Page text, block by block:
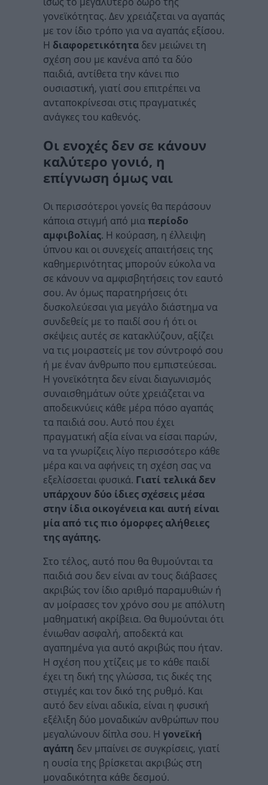
γονεϊκότητας. Δεν χρειάζεται να αγαπάς
με τον ίδιο τρόπο για να αγαπάς εξίσου.
Η διαφορετικότητα δεν μειώνει τη
σχέση σου με κανένα από τα δύο
παιδιά, αντίθετα την κάνει πιο
ουσιαστική, γιατί σου επιτρέπει να
ανταποκρίνεσαι στις πραγματικές
ανάγκες του καθενός.
Οι ενοχές δεν σε κάνουν
καλύτερο γονιό, η
επίγνωση όμως ναι
Οι περισσότεροι γονείς θα περάσουν
κάποια στιγμή από μιαπερίοδο
αμφιβολίας. Η κούραση, η έλλειψη
ύπνου και οι συνεχείς απαιτήσεις της
καθημερινότητας μπορούν εύκολα να
σε κάνουν να αμφισβητήσεις τον εαυτό
σου. Αν όμως παρατηρήσεις ότι
δυσκολεύεσαι για μεγάλο διάστημα να
συνδεθείς με το παιδί σου ή ότι οι
σκέψεις αυτές σε κατακλύζουν, αξίζει
να τις μοιραστείς με τον σύντροφό σου
ή με έναν άνθρωπο που εμπιστεύεσαι.
Η γονεϊκότητα δεν είναι διαγωνισμός
συναισθημάτων ούτε χρειάζεται να
αποδεικνύεις κάθε μέρα πόσο αγαπάς
τα παιδιά σου. Αυτό που έχει
πραγματική αξία είναι να είσαι παρών,
να τα γνωρίζεις λίγο περισσότερο κάθε
μέρα και να αφήνεις τη σχέση σας να
εξελίσσεται φυσικά. Γιατί τελικά δεν
υπάρχουν δύο ίδιες σχέσεις μέσα
στην ίδια οικογένεια και αυτή είναι
μία από τις πιο όμορφες αλήθειες
της αγάπης.
Στο τέλος, αυτό που θα θυμούνται τα
παιδιά σου δεν είναι αν τους διάβασες
ακριβώς τον ίδιο αριθμό παραμυθιών ή
αν μοίρασες τον χρόνο σου με απόλυτη
μαθηματική ακρίβεια. Θα θυμούνται ότι
ένιωθαν ασφαλή, αποδεκτά και
αγαπημένα για αυτό ακριβώς που ήταν.
Η σχέση που χτίζεις με το κάθε παιδί
έχει τη δική της γλώσσα, τις δικές της
στιγμές και τον δικό της ρυθμό. Και
αυτό δεν είναι αδικία, είναι η φυσική
εξέλιξη δύο μοναδικών ανθρώπων που
μεγαλώνουν δίπλα σου. Η γονεϊκή
αγάπη δεν μπαίνει σε συγκρίσεις, γιατί
η ουσία της βρίσκεται ακριβώς στη
μοναδικότητα κάθε δεσμού.